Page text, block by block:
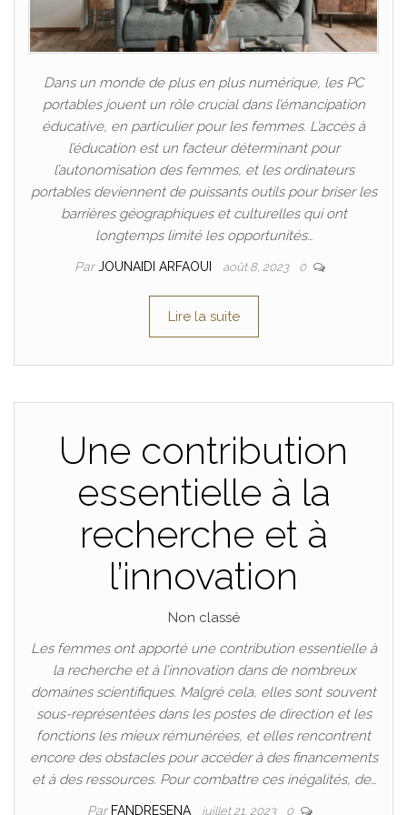
Dans un monde de plus en plus numérique, les PC
portables jouent un rôle crucial dans l’émancipation
éducative, en particulier pour les femmes. L’accès à
l’éducation est un facteur déterminant pour
l’autonomisation des femmes, et les ordinateurs
portables deviennent de puissants outils pour briser les
barrières géographiques et culturelles qui ont
longtemps limité les opportunités…
ParJOUNAIDI ARFAOUI août 8, 2023 0
Lire la suite
Une contribution
essentielle à la
recherche et à
l’innovation
Non classé
Les femmes ont apporté une contribution essentielle à
la recherche et à l’innovation dans de nombreux
domaines scientifiques. Malgré cela, elles sont souvent
sous-représentées dans les postes de direction et les
fonctions les mieux rémunérées, et elles rencontrent
encore des obstacles pour accéder à des financements
et à des ressources. Pour combattre ces inégalités, de…
Par FANDRESENA juillet 21, 2023 0